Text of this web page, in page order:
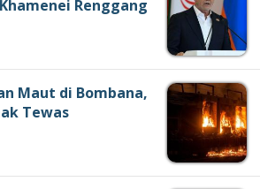
Renggang
Maut di Bombana,
Tewas